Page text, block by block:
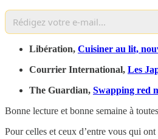
Libération, Cuisiner au lit,
Courrier International, Les
The Guardian, Swapping red
Bonne lecture et bonne semaine à
Pour celles et ceux d’entre vous qui